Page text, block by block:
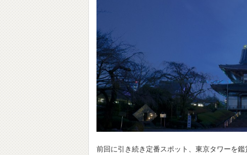
前回に引き続き定番スポット、東京タワーを鑑